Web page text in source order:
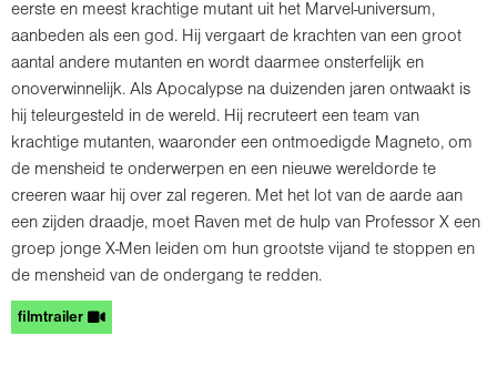
eerste en meest krachtige mutant uit het Marvel-universum,
aanbeden als een god. Hij vergaart de krachten van een groot
aantal andere mutanten en wordt daarmee onsterfelijk en
onoverwinnelijk. Als Apocalypse na duizenden jaren ontwaakt is
hij teleurgesteld in de wereld. Hij recruteert een team van
krachtige mutanten, waaronder een ontmoedigde Magneto, om
de mensheid te onderwerpen en een nieuwe wereldorde te
creeren waar hij over zal regeren. Met het lot van de aarde aan
een zijden draadje, moet Raven met de hulp van Professor X een
groep jonge X-Men leiden om hun grootste vijand te stoppen en
de mensheid van de ondergang te redden.
filmtrailer